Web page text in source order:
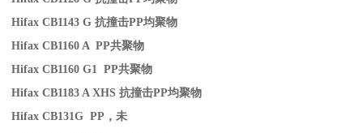
Hifax CB1143 G抗撞击PP均聚物
Hifax CB1160 A PP共聚物
Hifax CB1160 G1 PP共聚物
Hifax CB1183 A XHS抗撞击PP均聚物
Hifax CB131G PP ，未